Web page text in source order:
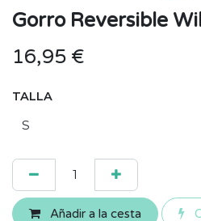
Gorro Reversible
16,95 €
TALLA
Añadir a la cesta